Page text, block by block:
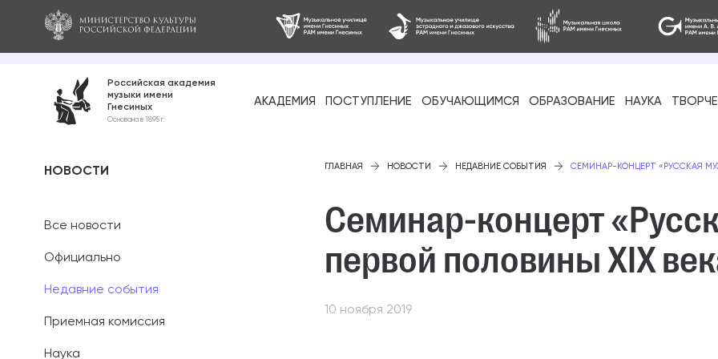
Российская академия
музыки имени
Гнесиных
Основана в 1895 г.
АКАДЕМИЯ ПОСТУПЛЕНИЕ ОБУЧАЮЩИМСЯ ОБРАЗОВАНИЕ НАУКА
Бакалавриат
Специалитет
Ассистентура-стажировка
Аспирантура
НОВОСТИ
Все новости
Официально
Недавние события
Приемная комиссия
Наука
ГЛАВНАЯ НОВОСТИ НЕДАВНИЕ СОБЫТИЯ СЕМИНАР-КОНЦЕРТ «РУССКАЯ
Семинар-концерт
первой половины XIX
10 ноября 2019